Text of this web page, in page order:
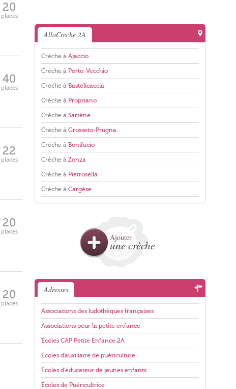
20
places
40
places
22
places
20
places
20
places
AlloCreche 2A
Crèche à Ajaccio
Crèche à Porto-Vecchio
Crèche à Bastelicaccia
Crèche à Propriano
Crèche à Sartène
Crèche à Grosseto-Prugna
Crèche à Bonifacio
Crèche à Zonza
Crèche à Pietrosella
Crèche à Cargèse
Ajouter
une crèche
Adresses
Associations des ludothèques françaises
Associations pour la petite enfance
Écoles CAP Petite Enfance 2A
Écoles d'auxiliaire de puériculture
Écoles d'éducateur de jeunes enfants
Écoles de Puéricultrice